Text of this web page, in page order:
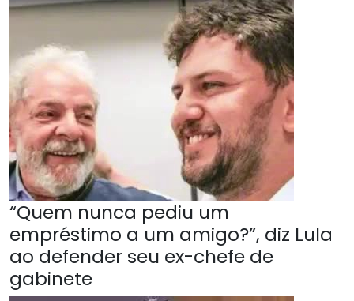
“Quem nunca pediu um
empréstimo a um amigo?”, diz Lula
ao defender seu ex-chefe de
gabinete